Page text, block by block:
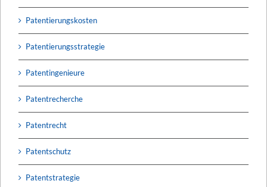
Patentierungskosten
Patentierungsstrategie
Patentingenieure
Patentrecherche
Patentrecht
Patentschutz
Patentstrategie